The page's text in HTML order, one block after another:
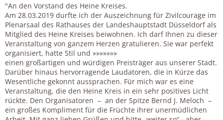
"An den Vorstand des Heine Kreises.
Am 28.03.2019 durfte ich der Auszeichnung für Zivilcourage im
Plenarsaal des Rathauses der Landeshauptstadt Düsseldorf als
Mitglied des Heine Kreises beiwohnen. Ich darf Ihnen zu dieser
Veranstaltung von ganzem Herzen gratulieren. Sie war perfekt
organisiert, hatte Stil und »»»»»»»
einen großartigen und würdigen Preisträger aus unserer Stadt.
Darüber hinaus hervorragende Laudatoren, die in Kürze das
Wesentliche gekonnt aussprachen. Für mich war es eine
Veranstaltung, die den Heine Kreis in ein sehr positives Licht
rückte. Den Organisatoren – an der Spitze Bernd J. Meloch –
ein großes Kompliment für die Früchte ihrer unermüdlichen